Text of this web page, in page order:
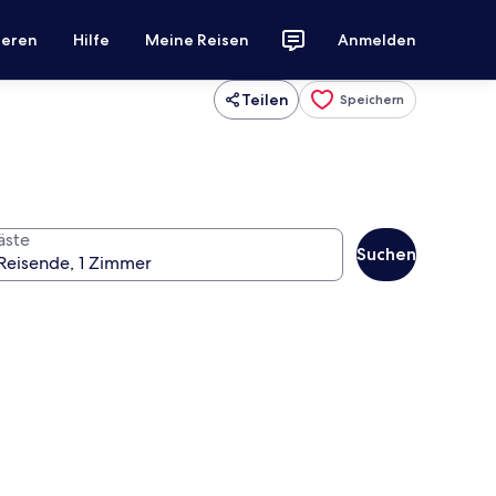
Hilfe Meine Reisen Anmelden
Teilen Speichern
Suchen